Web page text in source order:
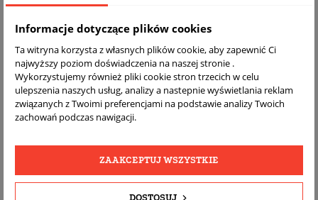
DARMOWA
BEZPŁATNY
PRODUKTU
Informacje dotyczące plików cookies
Ta witryna korzysta z własnych plików cookie, aby zapewnić Ci
najwyższy poziom doświadczenia na naszej stronie .
Wykorzystujemy również pliki cookie stron trzecich w celu
ulepszenia naszych usług, analizy a nastepnie wyświetlania reklam
związanych z Twoimi preferencjami na podstawie analizy Twoich
zachowań podczas nawigacji.
DOSTOSUJ
ZAAKCEPTUJ WSZYSTKIE